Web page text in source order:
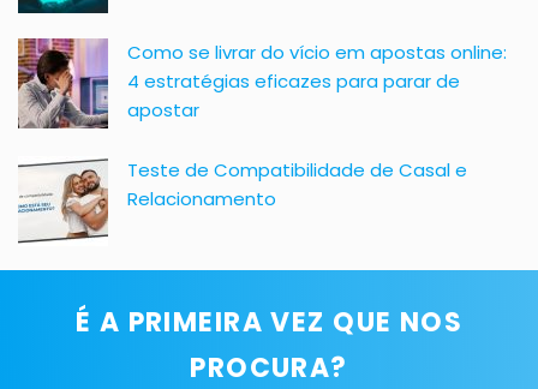
Como se livrar do vício em apostas online:
4 estratégias eficazes para parar de
apostar
Teste de Compatibilidade de Casal e
Relacionamento
É A PRIMEIRA VEZ QUE NOS
PROCURA?